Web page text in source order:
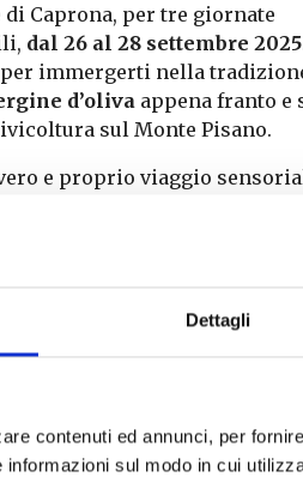
Dettagli
contenuti ed annunci, per
sul modo in cui
Caprona, per tre giornate
dal 26 al 28 settembre 2025
per immergerti nella
d’oliva appena franto e
sul Monte Pisano.
vero e proprio viaggio
percorso didattico “A
dell’Olio EVO” con il